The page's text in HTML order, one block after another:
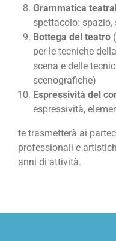
Grammatica
spettacolo: spazio,
Bottega del teatro
per le tecniche
scena e delle
scenografiche)
Espressività del
espressività,
te trasmetterà ai
professionali e
anni di attività.